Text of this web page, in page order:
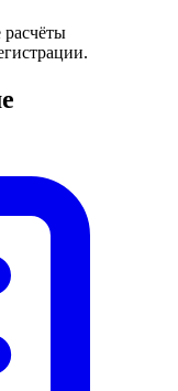
расчёты